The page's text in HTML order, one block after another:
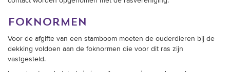
dekking voldoen aan de foknormen die voor dit ras zijn
vastgesteld.